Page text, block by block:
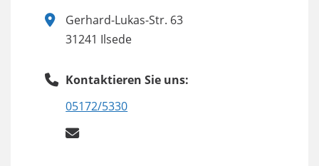
Gerhard-Lukas-Str. 63
31241 Ilsede
Kontaktieren Sie uns:
05172/5330